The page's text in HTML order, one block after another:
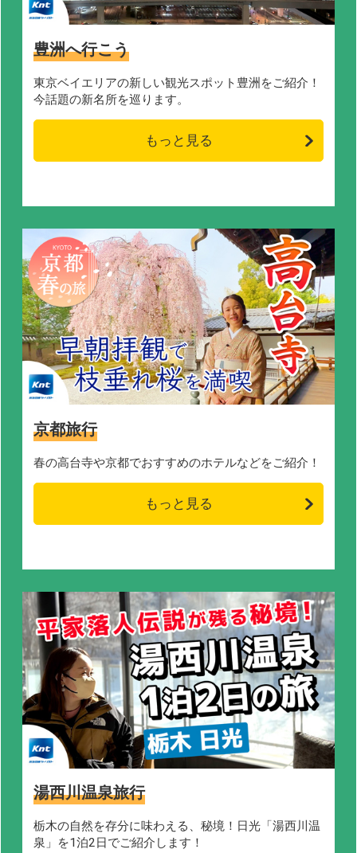
豊洲へ行こう
東京ベイエリアの新しい観光スポット豊洲をご紹介！
今話題の新名所を巡ります。
もっと見る
京都旅行
春の高台寺や京都でおすすめのホテルなどをご紹介！
もっと見る
湯西川温泉旅行
栃木の自然を存分に味わえる、秘境！日光「湯西川温
泉」を1泊2日でご紹介します！